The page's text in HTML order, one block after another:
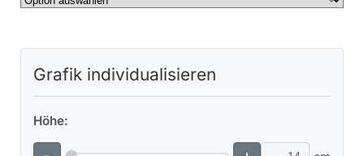
Grafik individualisieren
Höhe: